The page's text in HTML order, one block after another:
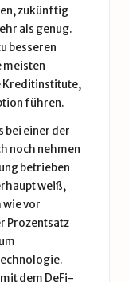
zukünftig
als genug.
besseren
meisten
Kreditinstitute,
führen.
bei einer der
noch nehmen
betrieben
weiß,
wie vor
Prozentsatz
dem DeFi-